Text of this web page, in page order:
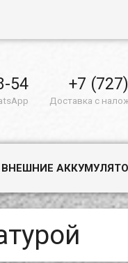
54 +7
Доставка с
/ ВНЕШНИЕ